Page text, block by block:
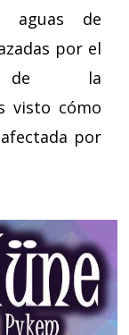
aguas de
por el
de la
visto cómo
por